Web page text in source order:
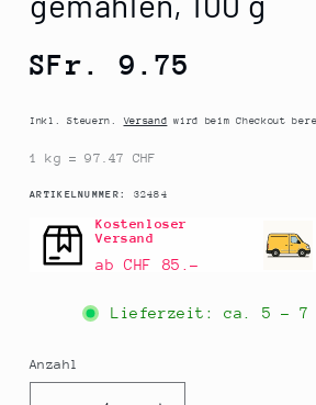
Normaler
SFr. 9.75
Inkl. Steuern.Versand wird beim Checkout
1 kg = 97.47 CHF
ARTIKELNUMMER: SKU:
32484
Kostenloser
Versand
ab CHF 85.–
Lieferzeit: ca. 5 - 7
Anzahl
Anzahl